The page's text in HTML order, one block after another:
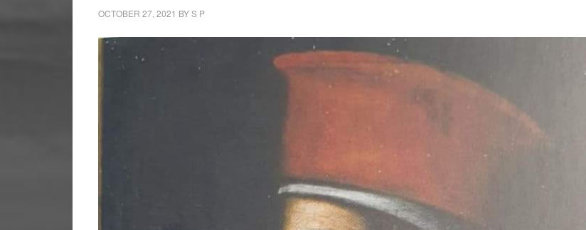
OCTOBER 27, 2021 BYS P